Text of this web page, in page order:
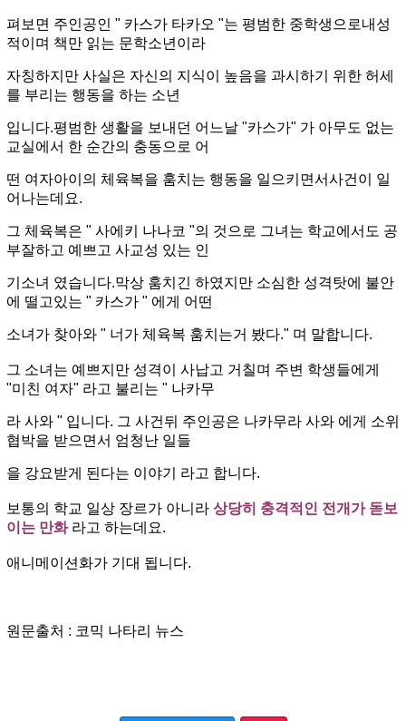
펴보면 주인공인 " 카스가 타카오 "는 평범한 중학생으로내성
적이며 책만 읽는 문학소년이라
자칭하지만 사실은 자신의 지식이 높음을 과시하기 위한 허세
를 부리는 행동을 하는 소년
입니다.평범한 생활을 보내던 어느날 "카스가" 가 아무도 없는
교실에서 한 순간의 충동으로 어
떤 여자아이의 체육복을 훔치는 행동을 일으키면서사건이 일
어나는데요.
그 체육복은 " 사에키 나나코 "의 것으로 그녀는 학교에서도 공
부잘하고 예쁘 고 사교성 있는 인
기소녀 였습니다.막상 훔치긴 하였지만 소심한 성격탓에 불안
에 떨고있는 " 카스가 " 에게 어떤
소녀가 찾아와 " 너가 체육복 훔치는거 봤다." 며 말합니다.
그 소녀는 예쁘지만 성격이 사납고 거칠며 주변 학생들에게
"미친 여자" 라고 불리는 " 나카무
라 사와 " 입니다. 그 사건뒤 주인공은 나카무라 사와 에게 소위
협박을 받으면서 엄청난 일들
을 강요받게 된다는 이야기 라고 합니다.
보통의 학교 일상 장르가 아니라 상당히 충격적인 전개가 돋보
이는 만화라고 하는데요.
애니메이션화가 기대 됩니다.
원문출처 : 코믹 나타리 뉴스